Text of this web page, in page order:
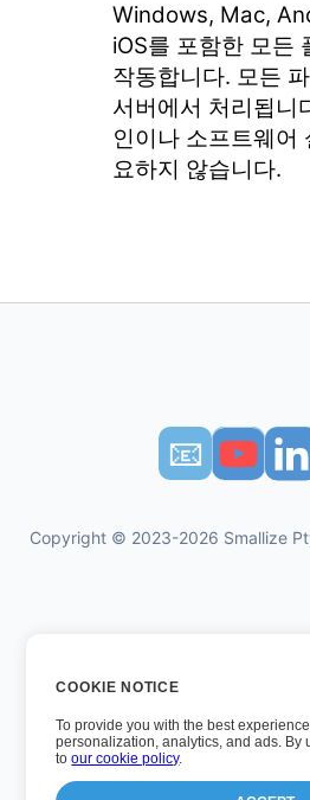
Windows, Mac,
iOS를 포함한 모든
작동합니다. 모든
서버에서 처리됩니
인이나 소프트웨어
요하지 않습니다.
📧︎
Copyright © 2023-2026 Smallize
개인 정보 정책
경영진 액세스
COOKIE NOTICE
To provide you with the best
personalization, analytics, and ads. By
toour cookie policy.